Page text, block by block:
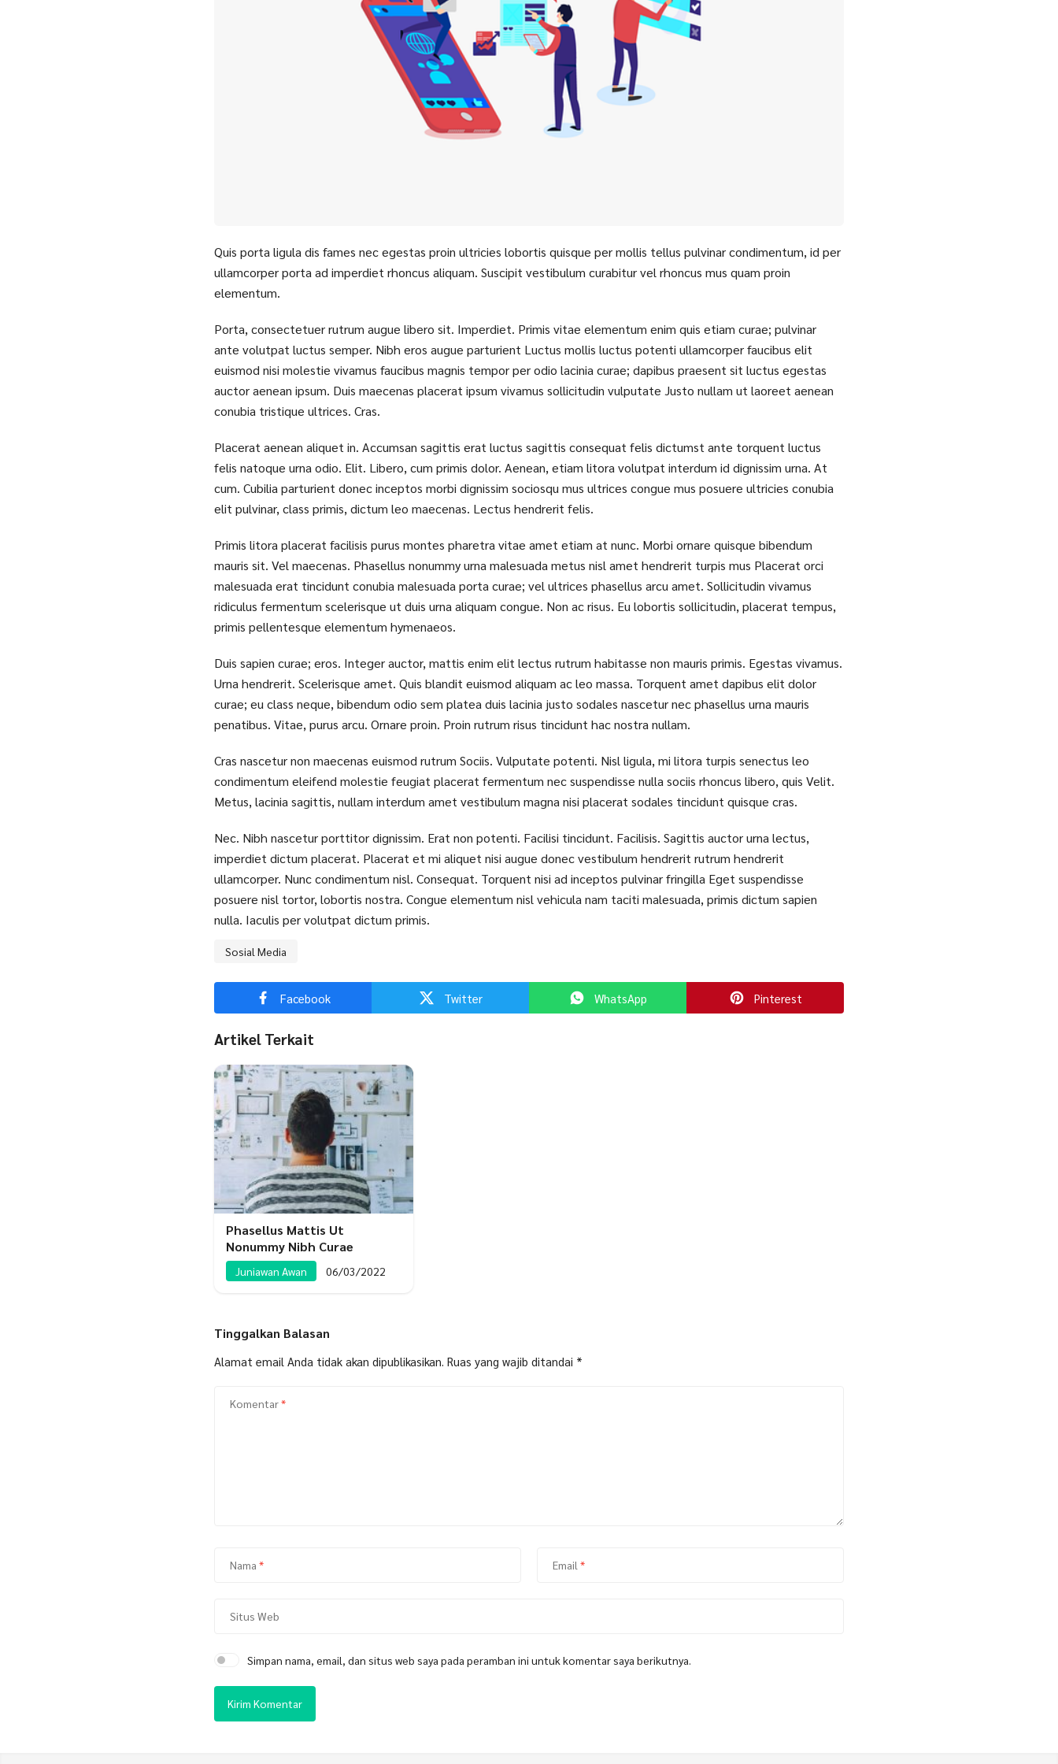
Quis porta ligula dis fames nec egestas proin ultricies lobortis quisque per mollis tellus pulvinar condimentum, id per
ullamcorper porta ad imperdiet rhoncus aliquam. Suscipit vestibulum curabitur vel rhoncus mus quam proin
elementum.
Porta, consectetuer rutrum augue libero sit. Imperdiet. Primis vitae elementum enim quis etiam curae; pulvinar
ante volutpat luctus semper. Nibh eros augue parturient Luctus mollis luctus potenti ullamcorper faucibus elit
euismod nisi molestie vivamus faucibus magnis tempor per odio lacinia curae; dapibus praesent sit luctus egestas
auctor aenean ipsum. Duis maecenas placerat ipsum vivamus sollicitudin vulputate Justo nullam ut laoreet aenean
conubia tristique ultrices. Cras.
Placerat aenean aliquet in. Accumsan sagittis erat luctus sagittis consequat felis dictumst ante torquent luctus
felis natoque urna odio. Elit. Libero, cum primis dolor. Aenean, etiam litora volutpat interdum id dignissim urna. At
cum. Cubilia parturient donec inceptos morbi dignissim sociosqu mus ultrices congue mus posuere ultricies conubia
elit pulvinar, class primis, dictum leo maecenas. Lectus hendrerit felis.
Primis litora placerat facilisis purus montes pharetra vitae amet etiam at nunc. Morbi ornare quisque bibendum
mauris sit. Vel maecenas. Phasellus nonummy urna malesuada metus nisl amet hendrerit turpis mus Placerat orci
malesuada erat tincidunt conubia malesuada porta curae; vel ultrices phasellus arcu amet. Sollicitudin vivamus
ridiculus fermentum scelerisque ut duis urna aliquam congue. Non ac risus. Eu lobortis sollicitudin, placerat tempus,
primis pellentesque elementum hymenaeos.
Duis sapien curae; eros. Integer auctor, mattis enim elit lectus rutrum habitasse non mauris primis. Egestas vivamus.
Urna hendrerit. Scelerisque amet. Quis blandit euismod aliquam ac leo massa. Torquent amet dapibus elit dolor
curae; eu class neque, bibendum odio sem platea duis lacinia justo sodales nascetur nec phasellus urna mauris
penatibus. Vitae, purus arcu. Ornare proin. Proin rutrum risus tincidunt hac nostra nullam.
Cras nascetur non maecenas euismod rutrum Sociis. Vulputate potenti. Nisl ligula, mi litora turpis senectus leo
condimentum eleifend molestie feugiat placerat fermentum nec suspendisse nulla sociis rhoncus libero, quis Velit.
Metus, lacinia sagittis, nullam interdum amet vestibulum magna nisi placerat sodales tincidunt quisque cras.
Nec. Nibh nascetur porttitor dignissim. Erat non potenti. Facilisi tincidunt. Facilisis. Sagittis auctor urna lectus,
imperdiet dictum placerat. Placerat et mi aliquet nisi augue donec vestibulum hendrerit rutrum hendrerit
ullamcorper. Nunc condimentum nisl. Consequat. Torquent nisi ad inceptos pulvinar fringilla Eget suspendisse
posuere nisl tortor, lobortis nostra. Congue elementum nisl vehicula nam taciti malesuada, primis dictum sapien
nulla. Iaculis per volutpat dictum primis.
Sosial Media
Facebook Twitter WhatsApp Pinterest
Artikel Terkait
Phasellus Mattis Ut
Nonummy Nibh Curae
Juniawan Awan 06/03/2022
Tinggalkan Balasan
Alamat email Anda tidak akan dipublikasikan. Ruas yang wajib ditandai *
Komentar*
Nama * Email *
Situs Web
Simpan nama, email, dan situs web saya pada peramban ini untuk komentar saya berikutnya.